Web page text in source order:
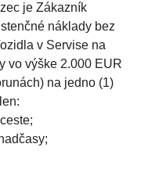
je Zákazník
náklady bez
v Servise na
vo výške 2.000 EUR
na jedno (1)